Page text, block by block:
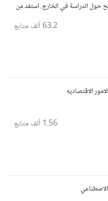
حول الدراسة في الخارج. استفد من
63.2 ألف متابع
الاقتصاديه
1.56 ألف متابع